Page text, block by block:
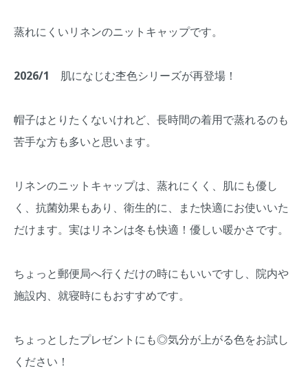
蒸れにくいリネンのニットキャップです。
2026/1 肌になじむ杢色シリーズが再登場！
帽子はとりたくないけれど、長時間の着用で蒸れるのも
苦手な方も多いと思います。
リネンのニットキャップは、蒸れにくく、肌にも優し
く、抗菌効果もあり、衛生的に、また快適にお使いいた
だけます。実はリネンは冬も快適！優しい暖かさです。
ちょっと郵便局へ行くだけの時にもいいですし、院内や
施設内、就寝時にもおすすめです。
ちょっとしたプレゼントにも◎気分が上がる色をお試し
ください！